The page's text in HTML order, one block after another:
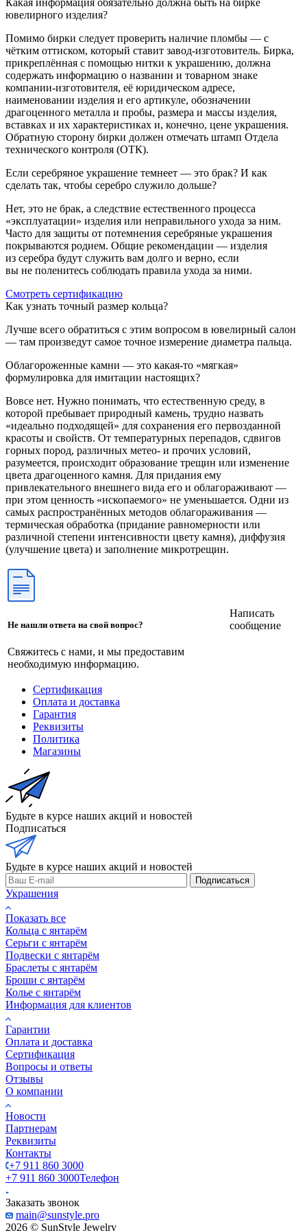
ювелирного изделия?
Помимо бирки следует проверить наличие пломбы — с
чётким оттиском, который ставит завод-изготовитель. Бирка,
прикреплённая с помощью нитки к украшению, должна
содержать информацию о названии и товарном знаке
компании-изготовителя, её юридическом адресе,
наименовании изделия и его артикуле, обозначении
драгоценного металла и пробы, размера и массы изделия,
вставках и их характеристиках и, конечно, цене украшения.
Обратную сторону бирки должен отмечать штамп Отдела
технического контроля (ОТК).
Если серебряное украшение темнеет — это брак? И как
сделать так, чтобы серебро служило дольше?
Нет, это не брак, а следствие естественного процесса
«эксплуатации» изделия или неправильного ухода за ним.
Часто для защиты от потемнения серебряные украшения
покрываются родием. Общие рекомендации — изделия
из серебра будут служить вам долго и верно, если
вы не поленитесь соблюдать правила ухода за ними.
Смотреть сертификацию
Как узнать точный размер кольца?
Лучше всего обратиться с этим вопросом в ювелирный салон
— там произведут самое точное измерение диаметра пальца.
Облагороженные камни — это какая-то «мягкая»
формулировка для имитации настоящих?
Вовсе нет. Нужно понимать, что естественную среду, в
которой пребывает природный камень, трудно назвать
«идеально подходящей» для сохранения его первозданной
красоты и свойств. От температурных перепадов, сдвигов
горных пород, различных метео- и прочих условий,
разумеется, происходит образование трещин или изменение
цвета драгоценного камня. Для придания ему
привлекательного внешнего вида его и облагораживают —
при этом ценность «ископаемого» не уменьшается. Одни из
самых распространённых методов облагораживания —
термическая обработка (придание равномерности или
различной степени интенсивности цвету камня), диффузия
(улучшение цвета) и заполнение микротрещин.
Не нашли ответа на свой вопрос?
Свяжитесь с нами, и мы предоставим
необходимую информацию.
Написать
сообщение
Сертификация
Оплата и доставка
Гарантия
Реквизиты
Политика
Магазины
Будьте в курсе наших акций и новостей
Подписаться
Будьте в курсе наших акций и новостей
Подписаться
Украшения
Показать все
Кольца с янтарём
Серьги с янтарём
Подвески с янтарём
Браслеты с янтарём
Броши с янтарём
Колье с янтарём
Информация для клиентов
Гарантии
Оплата и доставка
Сертификация
Вопросы и ответы
Отзывы
О компании
Новости
Партнерам
Реквизиты
Контакты
+7 911 860 3000
+7 911 860 3000Телефон
Заказать звонок
main@sunstyle.pro
2026 © SunStyle Jewelry